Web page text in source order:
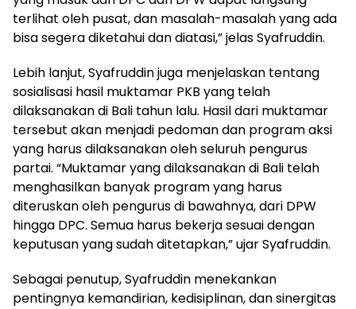
terlihat oleh pusat, dan masalah-masalah yang ada
bisa segera diketahui dan diatasi,” jelas Syafruddin.
Lebih lanjut, Syafruddin juga menjelaskan tentang
sosialisasi hasil muktamar PKB yang telah
dilaksanakan di Bali tahun lalu. Hasil dari muktamar
tersebut akan menjadi pedoman dan program aksi
yang harus dilaksanakan oleh seluruh pengurus
partai. “Muktamar yang dilaksanakan di Bali telah
menghasilkan banyak program yang harus
diteruskan oleh pengurus di bawahnya, dari DPW
hingga DPC. Semua harus bekerja sesuai dengan
keputusan yang sudah ditetapkan,” ujar Syafruddin.
Sebagai penutup, Syafruddin menekankan
pentingnya kemandirian, kedisiplinan, dan sinergitas